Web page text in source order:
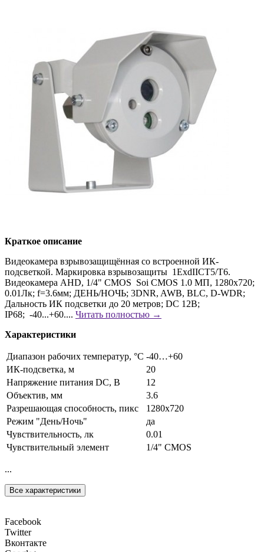
Краткое описание
Видеокамера взрывозащищённая со встроенной ИК-
подсветкой. Маркировка взрывозащиты 1ExdIICТ5/Т6.
Видеокамера AHD, 1/4" CMOS Soi CMOS 1.0 МП, 1280х720;
0.01Лк; f=3.6мм; ДЕНЬ/НОЧЬ; 3DNR, AWB, BLC, D-WDR;
Дальность ИК подсветки до 20 метров; DC 12В;
IP68; -40...+60.... Читать полностью →
Характеристики
Диапазон рабочих температур, °С -40…+60
ИК-подсветка, м
20
Напряжение питания DC, В
12
Объектив, мм
3.6
Разрешающая способность, пикс
1280х720
Режим "День/Ночь"
да
Чувствительность, лк
0.01
Чувствительный элемент
1/4" CMOS
...
Все характеристики
Facebook
Twitter
Вконтакте